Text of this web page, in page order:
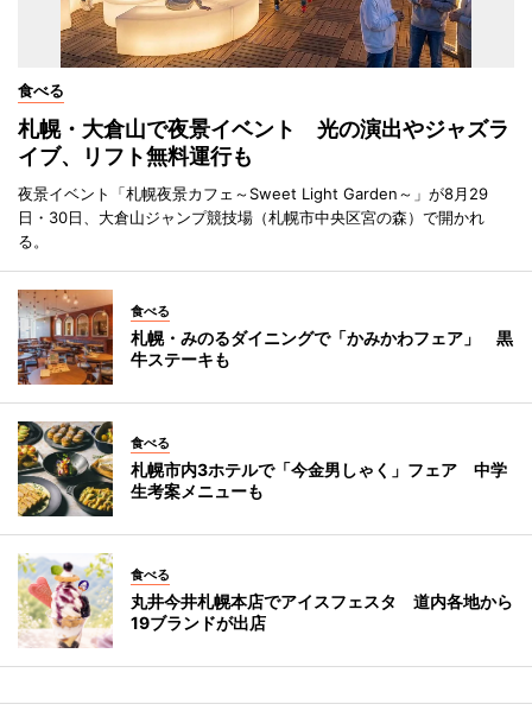
食べる
札幌・大倉山で夜景イベント 光の演出やジャズラ
イブ、リフト無料運行も
夜景イベント「札幌夜景カフェ～Sweet Light Garden～」が8月29
日・30日、大倉山ジャンプ競技場（札幌市中央区宮の森）で開かれ
る。
食べる
札幌・みのるダイニングで「かみかわフェア」 黒
牛ステーキも
食べる
札幌市内3ホテルで「今金男しゃく」フェア 中学
生考案メニューも
食べる
丸井今井札幌本店でアイスフェスタ 道内各地から
19ブランドが出店